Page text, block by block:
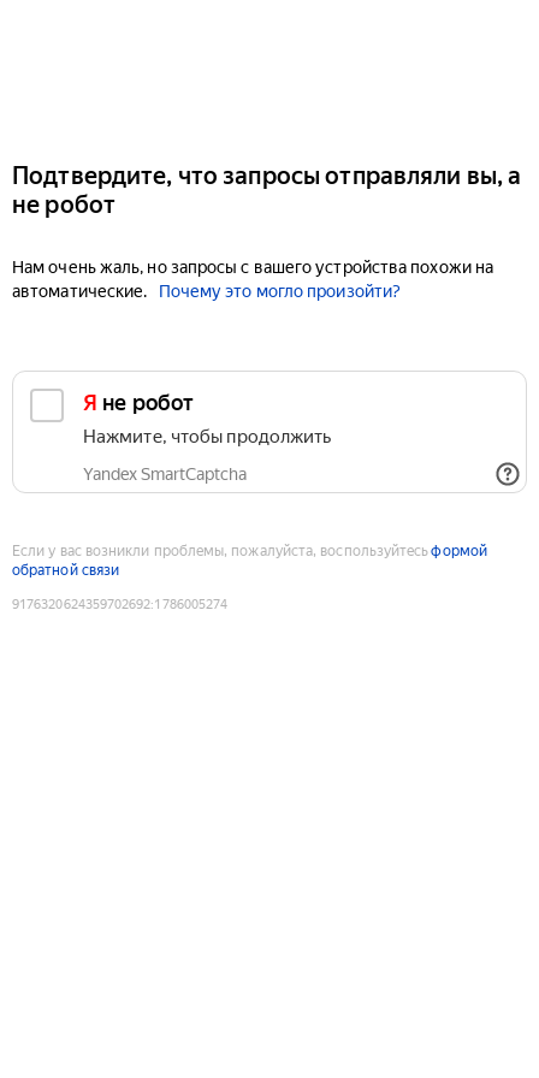
Подтвердите, что запросы отправляли вы, а
не робот
Нам очень жаль, но запросы с вашего устройства похожи на
автоматические.
Почему это могло произойти?
Я не робот
Нажмите, чтобы продолжить
Yandex SmartCaptcha
Если у вас возникли проблемы, пожалуйста, воспользуйтесьформой
обратной связи
9176320624359702692:1786005274